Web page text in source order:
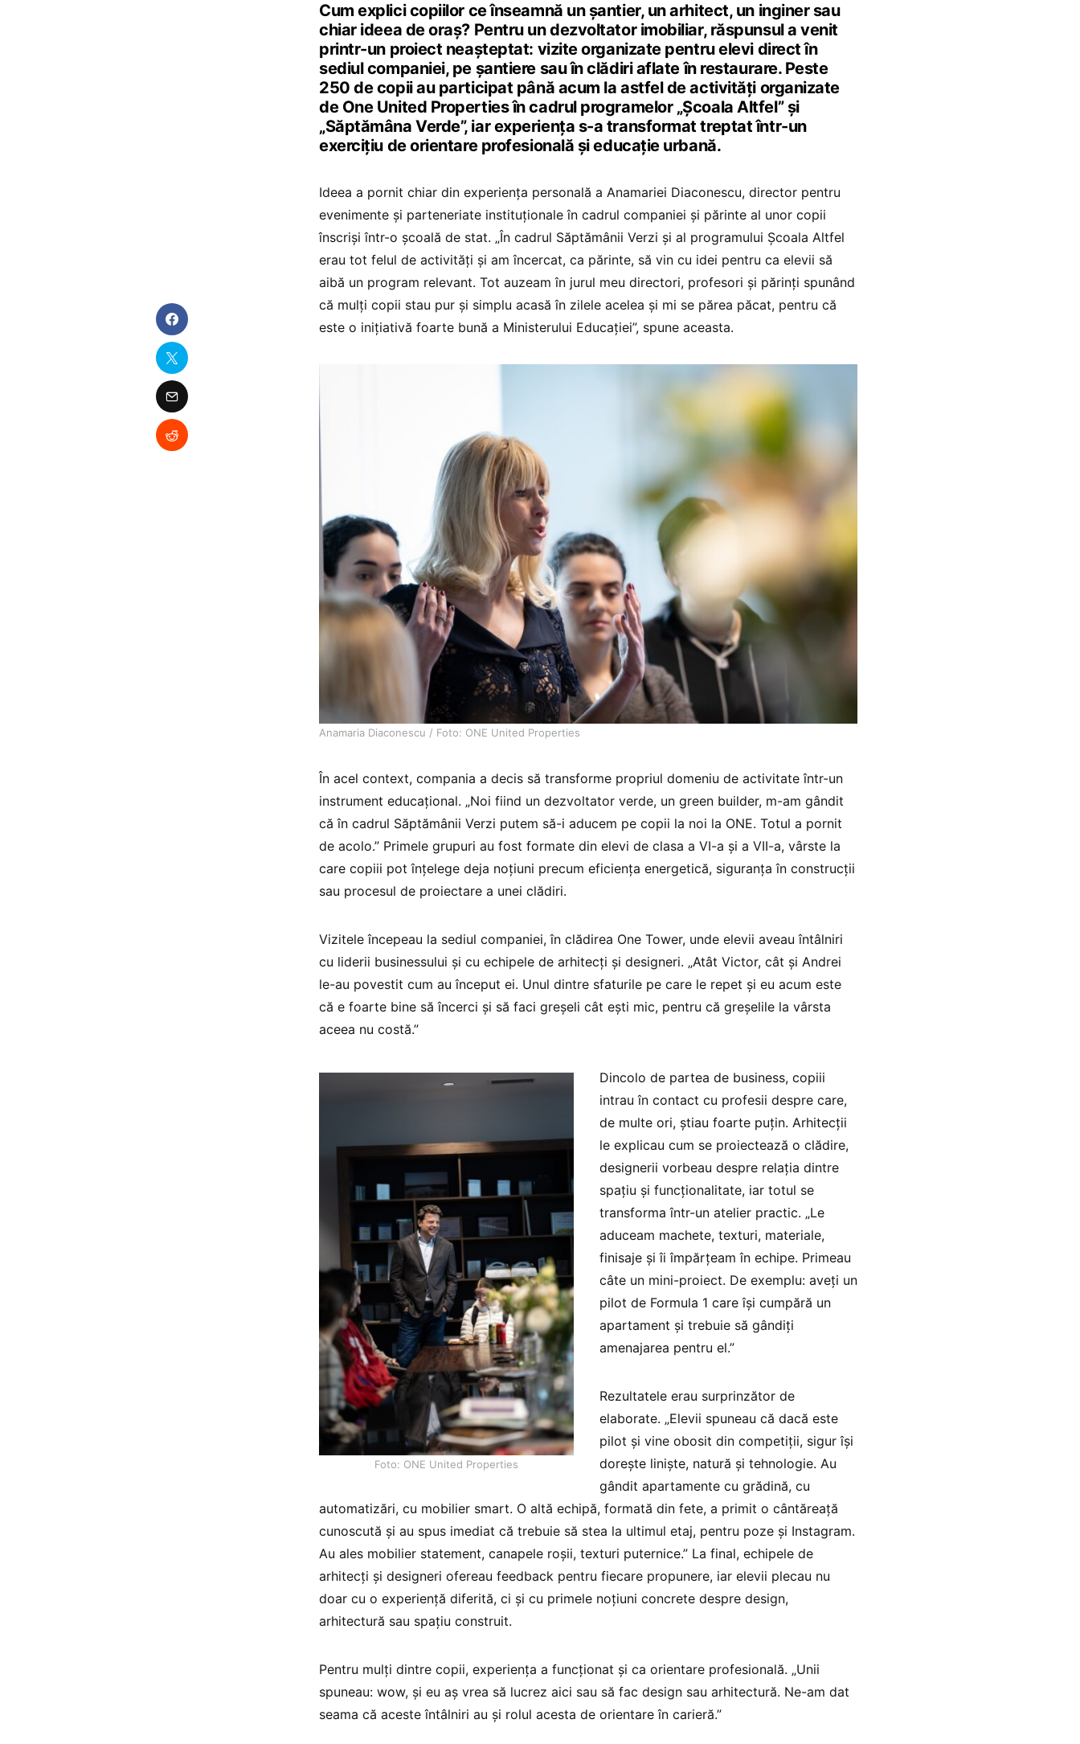
Cum explici copiilor ce înseamnă un șantier, un arhitect, un inginer sau
chiar ideea de oraș? Pentru un dezvoltator imobiliar, răspunsul a venit
printr-un proiect neașteptat: vizite organizate pentru elevi direct în
sediul companiei, pe șantiere sau în clădiri aflate în restaurare. Peste
250 de copii au participat până acum la astfel de activități organizate
de One United Properties în cadrul programelor „Școala Altfel” și
„Săptămâna Verde”, iar experiența s-a transformat treptat într-un
exercițiu de orientare profesională și educație urbană.
Ideea a pornit chiar din experiența personală a Anamariei Diaconescu, director pentru
evenimente și parteneriate instituționale în cadrul companiei și părinte al unor copii
înscriși într-o școală de stat. „În cadrul Săptămânii Verzi și al programului Școala Altfel
erau tot felul de activități și am încercat, ca părinte, să vin cu idei pentru ca elevii să
aibă un program relevant. Tot auzeam în jurul meu directori, profesori și părinți spunând
că mulți copii stau pur și simplu acasă în zilele acelea și mi se părea păcat, pentru că
este o inițiativă foarte bună a Ministerului Educației”, spune aceasta.
Anamaria Diaconescu / Foto: ONE United Properties
În acel context, compania a decis să transforme propriul domeniu de activitate într-un
instrument educațional. „Noi fiind un dezvoltator verde, un green builder, m-am gândit
că în cadrul Săptămânii Verzi putem să-i aducem pe copii la noi la ONE. Totul a pornit
de acolo.” Primele grupuri au fost formate din elevi de clasa a VI-a și a VII-a, vârste la
care copiii pot înțelege deja noțiuni precum eficiența energetică, siguranța în construcții
sau procesul de proiectare a unei clădiri.
Vizitele începeau la sediul companiei, în clădirea One Tower, unde elevii aveau întâlniri
cu liderii businessului și cu echipele de arhitecți și designeri. „Atât Victor, cât și Andrei
le-au povestit cum au început ei. Unul dintre sfaturile pe care le repet și eu acum este
că e foarte bine să încerci și să faci greșeli cât ești mic, pentru că greșelile la vârsta
aceea nu costă.”
Foto: ONE United Properties
Dincolo de partea de business, copiii
intrau în contact cu profesii despre care,
de multe ori, știau foarte puțin. Arhitecții
le explicau cum se proiectează o clădire,
designerii vorbeau despre relația dintre
spațiu și funcționalitate, iar totul se
transforma într-un atelier practic. „Le
aduceam machete, texturi, materiale,
finisaje și îi împărțeam în echipe. Primeau
câte un mini-proiect. De exemplu: aveți un
pilot de Formula 1 care își cumpără un
apartament și trebuie să gândiți
amenajarea pentru el.”
Rezultatele erau surprinzător de
elaborate. „Elevii spuneau că dacă este
pilot și vine obosit din competiții, sigur își
dorește liniște, natură și tehnologie. Au
gândit apartamente cu grădină, cu
automatizări, cu mobilier smart. O altă echipă, formată din fete, a primit o cântăreață
cunoscută și au spus imediat că trebuie să stea la ultimul etaj, pentru poze și Instagram.
Au ales mobilier statement, canapele roșii, texturi puternice.” La final, echipele de
arhitecți și designeri ofereau feedback pentru fiecare propunere, iar elevii plecau nu
doar cu o experiență diferită, ci și cu primele noțiuni concrete despre design,
arhitectură sau spațiu construit.
Pentru mulți dintre copii, experiența a funcționat și ca orientare profesională. „Unii
spuneau: wow, și eu aș vrea să lucrez aici sau să fac design sau arhitectură. Ne-am dat
seama că aceste întâlniri au și rolul acesta de orientare în carieră.”